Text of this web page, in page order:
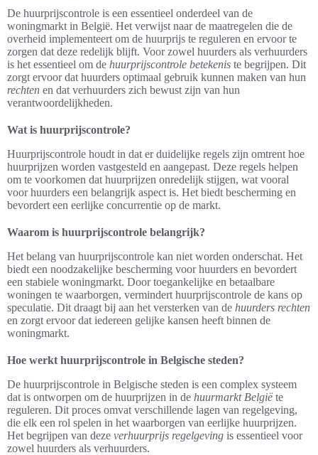
De huurprijscontrole is een essentieel onderdeel van de
woningmarkt in België. Het verwijst naar de maatregelen die de
overheid implementeert om de huurprijs te reguleren en ervoor te
zorgen dat deze redelijk blijft. Voor zowel huurders als verhuurders
is het essentieel om de huurprijscontrole betekenis te begrijpen. Dit
zorgt ervoor dat huurders optimaal gebruik kunnen maken van hun
rechten en dat verhuurders zich bewust zijn van hun
verantwoordelijkheden.
Wat is huurprijscontrole?
Huurprijscontrole houdt in dat er duidelijke regels zijn omtrent hoe
huurprijzen worden vastgesteld en aangepast. Deze regels helpen
om te voorkomen dat huurprijzen onredelijk stijgen, wat vooral
voor huurders een belangrijk aspect is. Het biedt bescherming en
bevordert een eerlijke concurrentie op de markt.
Waarom is huurprijscontrole belangrijk?
Het belang van huurprijscontrole kan niet worden onderschat. Het
biedt een noodzakelijke bescherming voor huurders en bevordert
een stabiele woningmarkt. Door toegankelijke en betaalbare
woningen te waarborgen, vermindert huurprijscontrole de kans op
speculatie. Dit draagt bij aan het versterken van de huurders rechten
en zorgt ervoor dat iedereen gelijke kansen heeft binnen de
woningmarkt.
Hoe werkt huurprijscontrole in Belgische steden?
De huurprijscontrole in Belgische steden is een complex systeem
dat is ontworpen om de huurprijzen in de huurmarkt België te
reguleren. Dit proces omvat verschillende lagen van regelgeving,
die elk een rol spelen in het waarborgen van eerlijke huurprijzen.
Het begrijpen van deze verhuurprijs regelgeving is essentieel voor
zowel huurders als verhuurders.